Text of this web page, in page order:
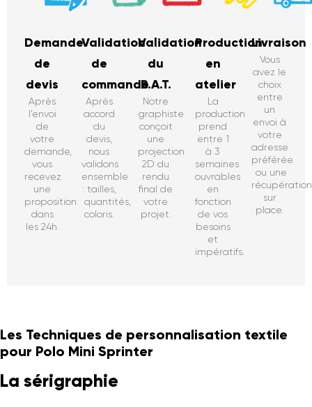
Demande
de
devis
Après
l’envoi
de
votre
demande,
vous
recevez
une
proposition
dans
les 24h.
Validation
de
commande
Après
accord
du
devis,
nous
validons
ensemble
: tailles,
quantités,
coloris.
Validation
du
B.A.T.
Notre
graphiste
conçoit
une
projection
2D du
rendu
final de
votre
projet.
Production
en
atelier
La
production
prend
entre 1
à 3
semaines
ouvrables
en
fonction
de vos
besoins
et
impératifs.
Livraison
Vous
avez le
choix
entre
un
envoi à
votre
adresse
préférée
ou une
récupération
sur
place.
Les Techniques de personnalisation textile
pour Polo Mini Sprinter
La sérigraphie